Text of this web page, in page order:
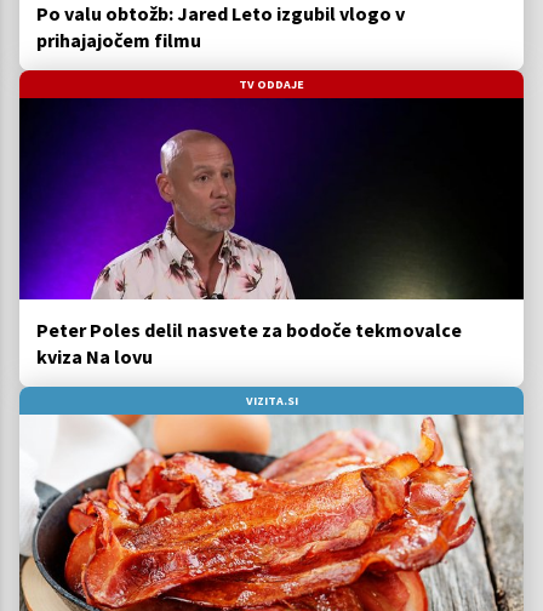
Po valu obtožb: Jared Leto izgubil vlogo v
prihajajočem filmu
TV ODDAJE
Peter Poles delil nasvete za bodoče tekmovalce
kviza Na lovu
VIZITA.SI